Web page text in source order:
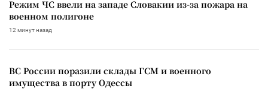
Режим ЧС ввели на западе Словакии из-за пожара на
военном полигоне
12 минут назад
ВС России поразили склады ГСМ и военного
имущества в порту Одессы